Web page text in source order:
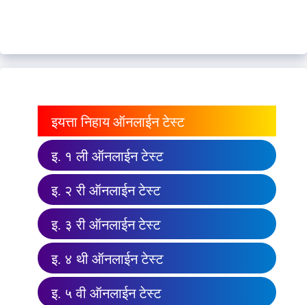
इयत्ता निहाय ऑनलाईन टेस्ट
इ. १ ली ऑनलाईन टेस्ट
इ. २ री ऑनलाईन टेस्ट
इ. ३ री ऑनलाईन टेस्ट
इ. ४ थी ऑनलाईन टेस्ट
इ. ५ वी ऑनलाईन टेस्ट